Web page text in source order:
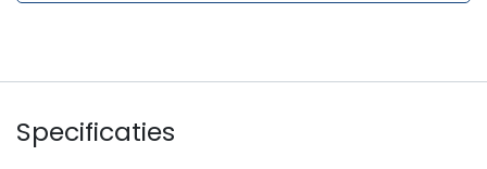
Specificaties